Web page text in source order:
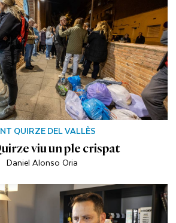
QUIRZE DEL VALLÈS
viu un ple crispat
Daniel Alonso Oria